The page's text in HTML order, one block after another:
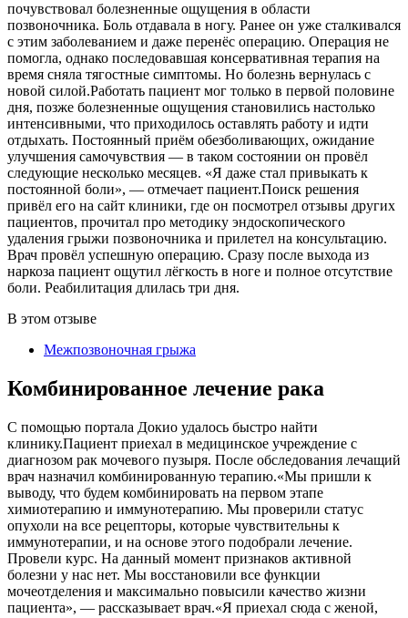
почувствовал болезненные ощущения в области
позвоночника. Боль отдавала в ногу. Ранее он уже сталкивался
с этим заболеванием и даже перенёс операцию. Операция не
помогла, однако последовавшая консервативная терапия на
время сняла тягостные симптомы. Но болезнь вернулась с
новой силой.Работать пациент мог только в первой половине
дня, позже болезненные ощущения становились настолько
интенсивными, что приходилось оставлять работу и идти
отдыхать. Постоянный приём обезболивающих, ожидание
улучшения самочувствия — в таком состоянии он провёл
следующие несколько месяцев. «Я даже стал привыкать к
постоянной боли», — отмечает пациент.Поиск решения
привёл его на сайт клиники, где он посмотрел отзывы других
пациентов, прочитал про методику эндоскопического
удаления грыжи позвоночника и прилетел на консультацию.
Врач провёл успешную операцию. Сразу после выхода из
наркоза пациент ощутил лёгкость в ноге и полное отсутствие
боли. Реабилитация длилась три дня.
В этом отзыве
Межпозвоночная грыжа
Комбинированное лечение рака
С помощью портала Докио удалось быстро найти
клинику.Пациент приехал в медицинское учреждение с
диагнозом рак мочевого пузыря. После обследования лечащий
врач назначил комбинированную терапию.«Мы пришли к
выводу, что будем комбинировать на первом этапе
химиотерапию и иммунотерапию. Мы проверили статус
опухоли на все рецепторы, которые чувствительны к
иммунотерапии, и на основе этого подобрали лечение.
Провели курс. На данный момент признаков активной
болезни у нас нет. Мы восстановили все функции
мочеотделения и максимально повысили качество жизни
пациента», — рассказывает врач.«Я приехал сюда с женой,